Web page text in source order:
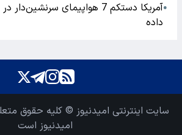
●
آمریکا دستکم 7 هواپیمای
داده
سایت اینترنتی امیدنیوز © کلیه حقوق
امیدنیوز است